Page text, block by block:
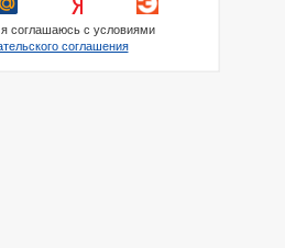
соглашаюсь с условиями
соглашения